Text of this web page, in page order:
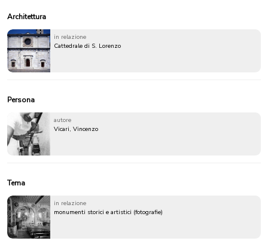
Architettura
in relazione
Cattedrale di S. Lorenzo
Persona
autore
Vicari, Vincenzo
Tema
in relazione
monumenti storici e artistici (fotografie)